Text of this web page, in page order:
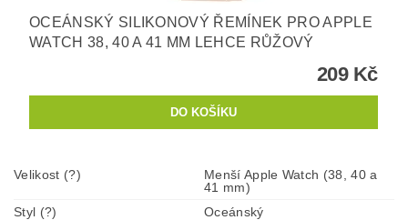
OCEÁNSKÝ SILIKONOVÝ ŘEMÍNEK PRO APPLE
WATCH 38, 40 A 41 MM LEHCE RŮŽOVÝ
209 Kč
Velikost (?)
Menší Apple Watch (38, 40 a
41 mm)
Styl (?)
Oceánský